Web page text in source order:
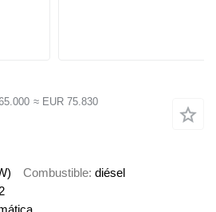
≈ EUR 75.830
Combustible diésel